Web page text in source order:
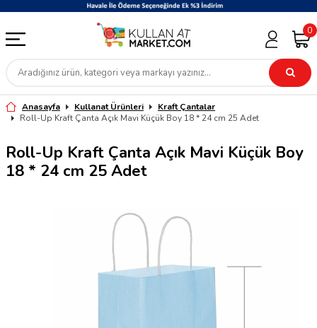
0
Anasayfa Kullanat Ürünleri
Kraft Çantalar
Roll-Up Kraft Çanta Açık Mavi Küçük Boy 18 * 24 cm 25 Adet
Roll-Up Kraft Çanta Açık Mavi Küçük Boy
18 * 24 cm 25 Adet